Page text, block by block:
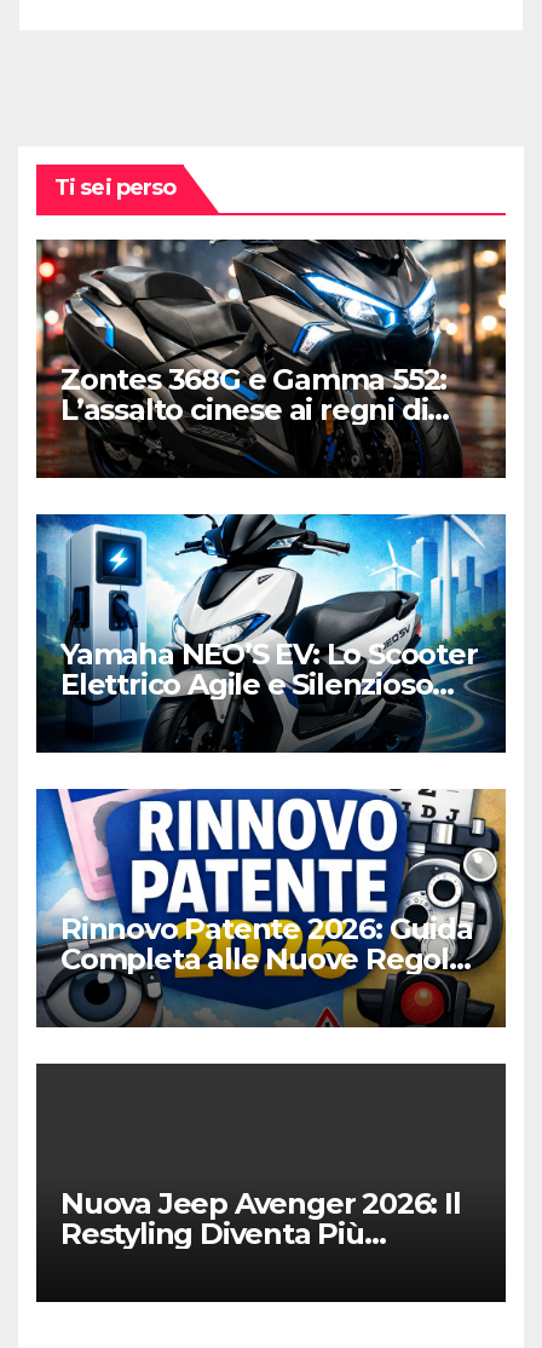
Ti sei perso
Zontes 368G e Gamma 552:
L’assalto cinese ai regni di
Honda e Yamaha
Yamaha NEO’S EV: Lo Scooter
Elettrico Agile e Silenzioso
per la Città
Rinnovo Patente 2026: Guida
Completa alle Nuove Regole,
Digitalizzazione e Costi
Nuova Jeep Avenger 2026: Il
Restyling Diventa Più
Fedele al DNA Off-Road